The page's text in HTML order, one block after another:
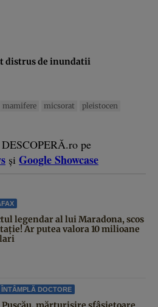
distrus de inundatii
mamifere micsorat pleistocen
pe
și Google Showcase
legendar al lui Maradona, scos
Ar putea valora 10 milioane
ÎNTÂMPLĂ DOCTORE